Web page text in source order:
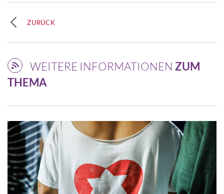
ZURÜCK
WEITERE INFORMATIONEN ZUM
THEMA